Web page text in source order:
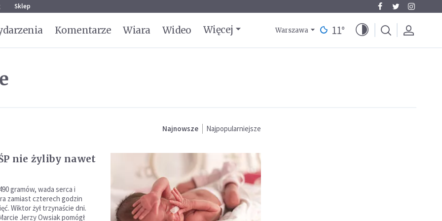
Sklep
Komentarze Wiara Wideo Więcej Warszawa 11°
Najnowsze Najpopularniejsze
nie żyliby nawet
gramów, wada serca i
zamiast czterech godzin
Wiktor żył trzynaście dni.
Jerzy Owsiak pomógł